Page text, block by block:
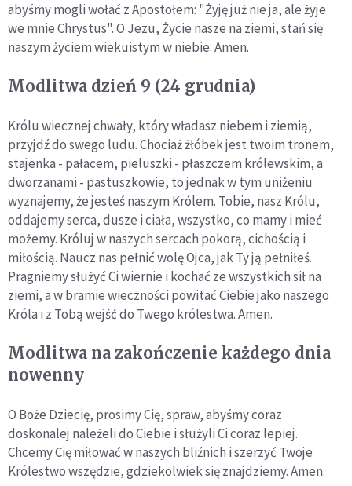
abyśmy mogli wołać z Apostołem: "Żyję już nie ja, ale żyje
we mnie Chrystus". O Jezu, Życie nasze na ziemi, stań się
naszym życiem wiekuistym w niebie. Amen.
Modlitwa dzień 9 (24 grudnia)
Królu wiecznej chwały, który władasz niebem i ziemią,
przyjdź do swego ludu. Chociaż żłóbek jest twoim tronem,
stajenka - pałacem, pieluszki - płaszczem królewskim, a
dworzanami - pastuszkowie, to jednak w tym uniżeniu
wyznajemy, że jesteś naszym Królem. Tobie, nasz Królu,
oddajemy serca, dusze i ciała, wszystko, co mamy i mieć
możemy. Króluj w naszych sercach pokorą, cichością i
miłością. Naucz nas pełnić wolę Ojca, jak Ty ją pełniłeś.
Pragniemy służyć Ci wiernie i kochać ze wszystkich sił na
ziemi, a w bramie wieczności powitać Ciebie jako naszego
Króla i z Tobą wejść do Twego królestwa. Amen.
Modlitwa na zakończenie każdego dnia
nowenny
O Boże Dziecię, prosimy Cię, spraw, abyśmy coraz
doskonalej należeli do Ciebie i służyli Ci coraz lepiej.
Chcemy Cię miłować w naszych bliźnich i szerzyć Twoje
Królestwo wszędzie, gdziekolwiek się znajdziemy. Amen.